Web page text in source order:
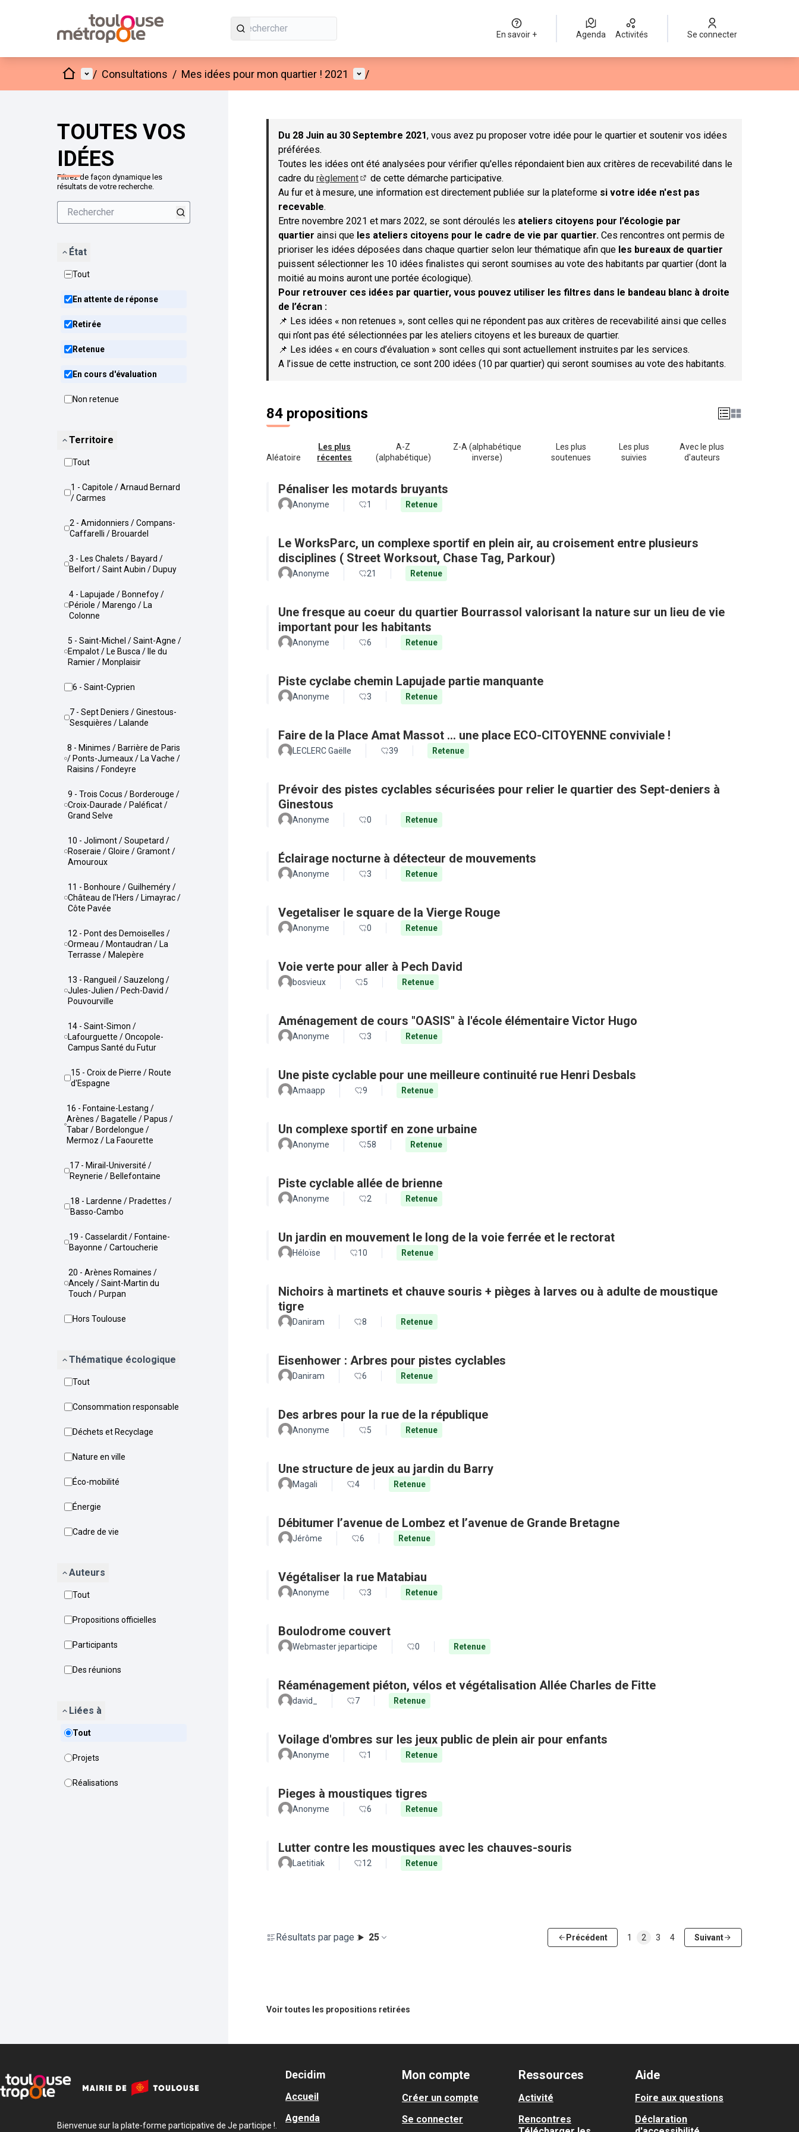
En savoir + Agenda Activités Se connecter
AccueilMenu principal
/ Consultations / Mes idées pour mon quartier ! 2021 Menu utilisateur
/
TOUTES VOS
IDÉES
Filtrez de façon dynamique les
résultats de votre recherche.
État
Tout
En attente de réponse
Retirée
Retenue
En cours d'évaluation
Non retenue
Territoire
Tout
1 - Capitole / Arnaud Bernard
/ Carmes
2 - Amidonniers / Compans-
Caffarelli / Brouardel
3 - Les Chalets / Bayard /
Belfort / Saint Aubin / Dupuy
4 - Lapujade / Bonnefoy /
Périole / Marengo / La
Colonne
5 - Saint-Michel / Saint-Agne /
Empalot / Le Busca / Ile du
Ramier / Monplaisir
6 - Saint-Cyprien
7 - Sept Deniers / Ginestous-
Sesquières / Lalande
8 - Minimes / Barrière de Paris
/ Ponts-Jumeaux / La Vache /
Raisins / Fondeyre
9 - Trois Cocus / Borderouge /
Croix-Daurade / Paléficat /
Grand Selve
10 - Jolimont / Soupetard /
Roseraie / Gloire / Gramont /
Amouroux
11 - Bonhoure / Guilheméry /
Château de l'Hers / Limayrac /
Côte Pavée
12 - Pont des Demoiselles /
Ormeau / Montaudran / La
Terrasse / Malepère
13 - Rangueil / Sauzelong /
Jules-Julien / Pech-David /
Pouvourville
14 - Saint-Simon /
Lafourguette / Oncopole-
Campus Santé du Futur
15 - Croix de Pierre / Route
d'Espagne
16 - Fontaine-Lestang /
Arènes / Bagatelle / Papus /
Tabar / Bordelongue /
Mermoz / La Faourette
17 - Mirail-Université /
Reynerie / Bellefontaine
18 - Lardenne / Pradettes /
Basso-Cambo
19 - Casselardit / Fontaine-
Bayonne / Cartoucherie
20 - Arènes Romaines /
Ancely / Saint-Martin du
Touch / Purpan
Hors Toulouse
Thématique écologique
Tout
Consommation responsable
Déchets et Recyclage
Nature en ville
Éco-mobilité
Énergie
Cadre de vie
Auteurs
Tout
Propositions officielles
Participants
Des réunions
Liées à
Tout
Projets
Réalisations
Passer la carte
Du 28 Juin au 30 Septembre 2021, vous avez pu proposer votre idée pour le quartier et soutenir vos idées
préférées.
Toutes les idées ont été analysées pour vérifier qu'elles répondaient bien aux critères de recevabilité dans le
cadre du règlement
(S'ouvre dans un nouvel onglet)
de cette démarche participative.
Au fur et à mesure, une information est directement publiée sur la plateforme si votre idée n'est pas
recevable.
Entre novembre 2021 et mars 2022, se sont déroulés les ateliers citoyens pour l’écologie par
quartier ainsi que les ateliers citoyens pour le cadre de vie par quartier. Ces rencontres ont permis de
prioriser les idées déposées dans chaque quartier selon leur thématique afin que les bureaux de quartier
puissent sélectionner les 10 idées finalistes qui seront soumises au vote des habitants par quartier (dont la
moitié au moins auront une portée écologique).
Pour retrouver ces idées par quartier, vous pouvez utiliser les filtres dans le bandeau blanc à droite
de l’écran :
📌 Les idées « non retenues », sont celles qui ne répondent pas aux critères de recevabilité ainsi que celles
qui n’ont pas été sélectionnées par les ateliers citoyens et les bureaux de quartier.
📌 Les idées « en cours d’évaluation » sont celles qui sont actuellement instruites par les services.
A l’issue de cette instruction, ce sont 200 idées (10 par quartier) qui seront soumises au vote des habitants.
84 propositions
Aléatoire
Les plus
récentes
A-Z
(alphabétique)
Z-A (alphabétique
inverse)
Les plus
soutenues
Les plus
suivies
Avec le plus
d'auteurs
Pénaliser les motards bruyants
Anonyme 1 Retenue
Le WorksParc, un complexe sportif en plein air, au croisement entre plusieurs
disciplines ( Street Worksout, Chase Tag, Parkour)
Anonyme 21 Retenue
Une fresque au coeur du quartier Bourrassol valorisant la nature sur un lieu de vie
important pour les habitants
Anonyme 6 Retenue
Piste cyclabe chemin Lapujade partie manquante
Anonyme 3 Retenue
Faire de la Place Amat Massot ... une place ECO-CITOYENNE conviviale !
LECLERC Gaëlle 39 Retenue
Prévoir des pistes cyclables sécurisées pour relier le quartier des Sept-deniers à
Ginestous
Anonyme 0 Retenue
Éclairage nocturne à détecteur de mouvements
Anonyme 3 Retenue
Vegetaliser le square de la Vierge Rouge
Anonyme 0 Retenue
Voie verte pour aller à Pech David
bosvieux 5 Retenue
Aménagement de cours "OASIS" à l'école élémentaire Victor Hugo
Anonyme 3 Retenue
Une piste cyclable pour une meilleure continuité rue Henri Desbals
Amaapp 9 Retenue
Un complexe sportif en zone urbaine
Anonyme 58 Retenue
Piste cyclable allée de brienne
Anonyme 2 Retenue
Un jardin en mouvement le long de la voie ferrée et le rectorat
Héloïse 10 Retenue
Nichoirs à martinets et chauve souris + pièges à larves ou à adulte de moustique
tigre
Daniram 8 Retenue
Eisenhower : Arbres pour pistes cyclables
Daniram 6 Retenue
Des arbres pour la rue de la république
Anonyme 5 Retenue
Une structure de jeux au jardin du Barry
Magali 4 Retenue
Débitumer l’avenue de Lombez et l’avenue de Grande Bretagne
Jérôme 6 Retenue
Végétaliser la rue Matabiau
Anonyme 3 Retenue
Boulodrome couvert
Webmaster jeparticipe 0 Retenue
Réaménagement piéton, vélos et végétalisation Allée Charles de Fitte
david_ 7 Retenue
Voilage d'ombres sur les jeux public de plein air pour enfants
Anonyme 1 Retenue
Pieges à moustiques tigres
Anonyme 6 Retenue
Lutter contre les moustiques avec les chauves-souris
Laetitiak 12 Retenue
Résultats par page : 25 Précédent 1 2 3 4 Suivant
Voir toutes les propositions retirées
Bienvenue sur la plate-forme participative de Je participe !.
Decidim
Accueil
Agenda
Mon compte
Créer un compte
Se connecter
Ressources
Activité
Rencontres
Aide
Foire aux questions
Déclaration